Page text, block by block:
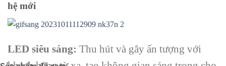
hệ mới
LED siêu sáng: Thu hút và gây ấn tượng với